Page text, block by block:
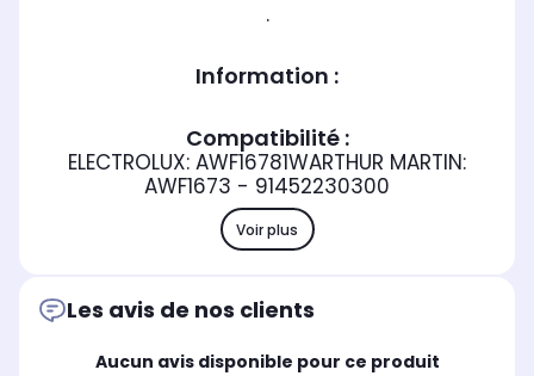
.
Information :
Compatibilité :
ELECTROLUX: AWF16781WARTHUR MARTIN:
AWF1673 - 91452230300
Voir plus
Les avis de nos clients
Aucun avis disponible pour ce produit